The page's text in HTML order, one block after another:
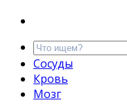
Сосуды
Кровь
Мозг